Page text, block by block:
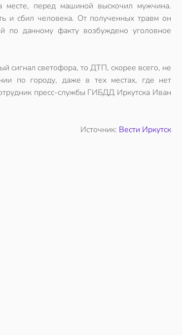
месте, перед машиной выскочил мужчина.
и сбил человека. От полученных травм он
по данному факту возбуждено уголовное
сигнал светофора, то ДТП, скорее всего, не
по городу, даже в тех местах, где нет
пресс-службы ГИБДД Иркутска Иван
Источник: Вести Иркутск